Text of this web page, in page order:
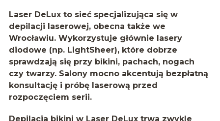
Laser DeLux to sieć specjalizująca się w
depilacji laserowej, obecna także we
Wrocławiu. Wykorzystuje głównie
lasery
diodowe (np. LightSheer), które dobrze
sprawdzają się przy bikini, pachach, nogach
czy twarzy. Salony mocno akcentują bezpłatną
konsultację i próbę laserową przed
rozpoczęciem serii.
Depilacja bikini w Laser DeLux trwa zwykle